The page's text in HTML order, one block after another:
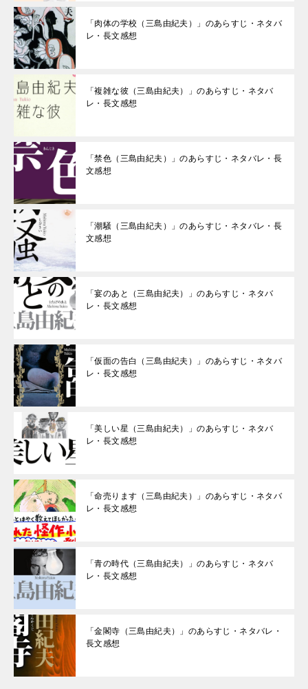
「肉体の学校（三島由紀夫）」のあらすじ・ネタバ
レ・長文感想
「複雑な彼（三島由紀夫）」のあらすじ・ネタバ
レ・長文感想
「禁色（三島由紀夫）」のあらすじ・ネタバレ・長
文感想
「潮騒（三島由紀夫）」のあらすじ・ネタバレ・長
文感想
「宴のあと（三島由紀夫）」のあらすじ・ネタバ
レ・長文感想
「仮面の告白（三島由紀夫）」のあらすじ・ネタバ
レ・長文感想
「美しい星（三島由紀夫）」のあらすじ・ネタバ
レ・長文感想
「命売ります（三島由紀夫）」のあらすじ・ネタバ
レ・長文感想
「青の時代（三島由紀夫）」のあらすじ・ネタバ
レ・長文感想
「金閣寺（三島由紀夫）」のあらすじ・ネタバレ・
長文感想